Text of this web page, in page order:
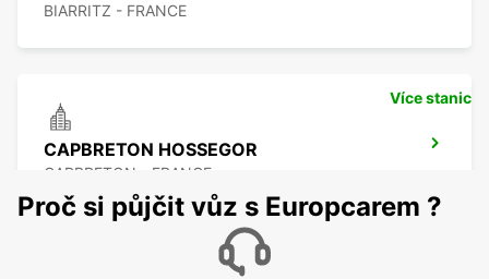
BIARRITZ - FRANCE
CAPBRETON HOSSEGOR
CAPBRETON - FRANCE
Více stanic
Proč si půjčit vůz s Europcarem ?